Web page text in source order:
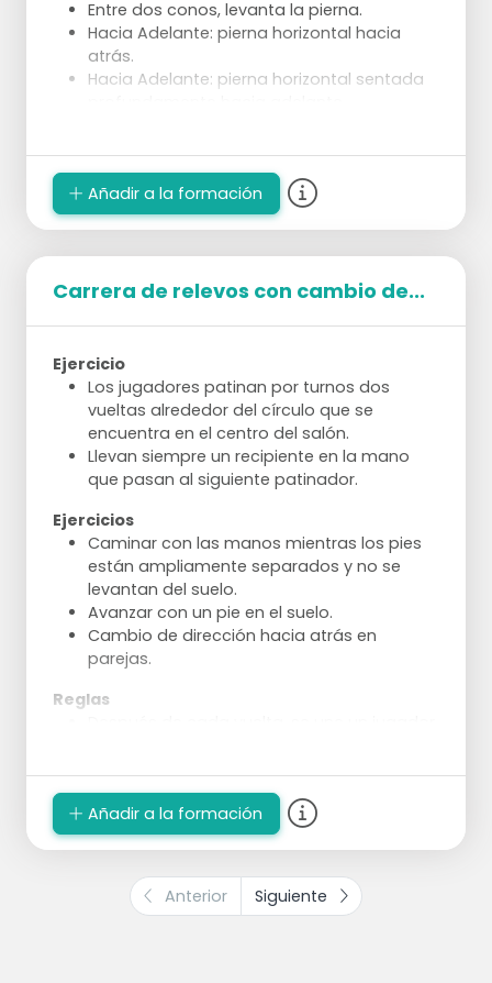
Entre dos conos, levanta la pierna.
Hacia Adelante: pierna horizontal hacia
atrás.
Hacia Adelante: pierna horizontal sentada
Ejecución:
Divide en 4 grupos de algunos patinadores.
2 grupos realizan siempre el mismo tipo de
instrucción.
Añadir a la formación
Carrera de relevos con cambio de...
Ejercicio
Los jugadores patinan por turnos dos
vueltas alrededor del círculo que se
encuentra en el centro del salón.
Llevan siempre un recipiente en la mano
que pasan al siguiente patinador.
Ejercicios
Caminar con las manos mientras los pies
están ampliamente separados y no se
levantan del suelo.
Avanzar con un pie en el suelo.
Cambio de dirección hacia atrás en
parejas.
Reglas
Cuando un equipo completo patina una
vuelta, se reinicia el juego.
Siempre hay un jugador que queda
hasta que el último jugador haya
completado su vuelta.
Añadir a la formación
Anterior Siguiente